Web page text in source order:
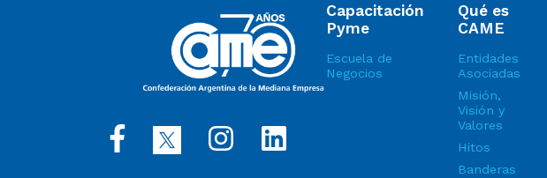
Capacitación
Pyme
Escuela de
Negocios
Qué es
CAME
Entidades
Asociadas
Misión,
Visión y
Valores
Hitos
Banderas